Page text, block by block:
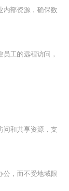
内部资源，确保数
工的远程访问，
问和共享资源，支
公，而不受地域限